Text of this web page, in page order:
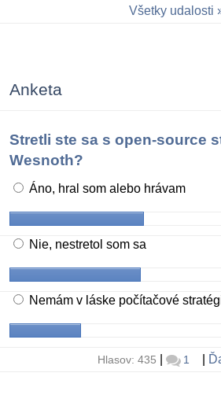
Všetky udalosti
Anketa
Stretli ste sa s open-source
Wesnoth?
Áno, hral som alebo hrávam
Nie, nestretol som sa
Nemám v láske počítačové
Hlasov: 435 1